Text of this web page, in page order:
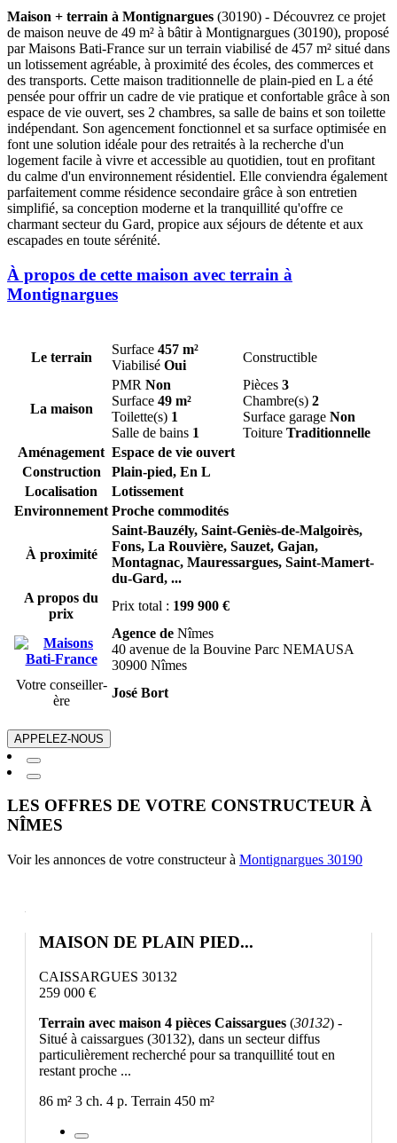
Maison + terrain à Montignargues (30190) - Découvrez ce projet
de maison neuve de 49 m² à bâtir à Montignargues (30190), proposé
par Maisons Bati-France sur un terrain viabilisé de 457 m² situé dans
un lotissement agréable, à proximité des écoles, des commerces et
des transports. Cette maison traditionnelle de plain-pied en L a été
pensée pour offrir un cadre de vie pratique et confortable grâce à son
espace de vie ouvert, ses 2 chambres, sa salle de bains et son toilette
indépendant. Son agencement fonctionnel et sa surface optimisée en
font une solution idéale pour des retraités à la recherche d'un
logement facile à vivre et accessible au quotidien, tout en profitant
du calme d'un environnement résidentiel. Elle conviendra également
parfaitement comme résidence secondaire grâce à son entretien
simplifié, sa conception moderne et la tranquillité qu'offre ce
charmant secteur du Gard, propice aux séjours de détente et aux
escapades en toute sérénité.
À propos de cette maison avec terrain à
Montignargues
Le terrain
Surface 457 m²
Viabilisé Oui
Constructible
La maison
PMR Non
Surface 49 m²
Toilette(s) 1
Salle de bains 1
Pièces 3
Chambre(s) 2
Surface garage Non
Toiture Traditionnelle
Aménagement Espace de vie ouvert
Construction
Plain-pied, En L
Localisation
Lotissement
Environnement Proche commodités
À proximité
Saint-Bauzély, Saint-Geniès-de-Malgoirès,
Fons, La Rouvière, Sauzet, Gajan,
Montagnac, Mauressargues, Saint-Mamert-
du-Gard, ...
A propos du
prix
Prix total : 199 900 €
Agence de Nîmes
40 avenue de la Bouvine Parc NEMAUSA
30900 Nîmes
Votre conseiller-
ère
José Bort
APPELEZ-NOUS
LES OFFRES DE VOTRE CONSTRUCTEUR À
NÎMES
Voir les annonces de votre constructeur à Montignargues 30190
MAISON DE PLAIN PIED...
CAISSARGUES 30132
259 000 €
Terrain avec maison 4 pièces Caissargues (30132) -
Situé à caissargues (30132), dans un secteur diffus
particulièrement recherché pour sa tranquillité tout en
restant proche ...
86 m² 3 ch. 4 p. Terrain 450 m²